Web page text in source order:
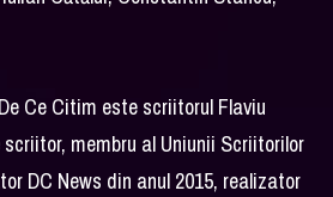
Ce Citim este scriitorul Flaviu
membru al Uniunii Scriitorilor
DC News din anul 2015, realizator